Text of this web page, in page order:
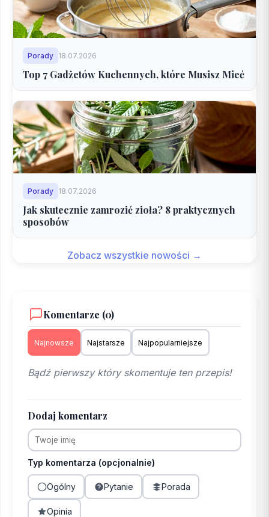
Porady 18.07.2026
Top 7 Gadżetów Kuchennych, które Musisz Mieć
Porady 18.07.2026
Jak skutecznie zamrozić zioła? 8 praktycznych
sposobów
Zobacz wszystkie nowości →
Komentarze (0)
Najnowsze Najstarsze Najpopularniejsze
Bądź pierwszy który skomentuje ten przepis!
Dodaj komentarz
Typ komentarza (opcjonalnie)
Ogólny Pytanie Porada
Opinia